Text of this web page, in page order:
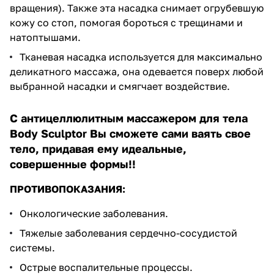
вращения). Также эта насадка снимает огрубевшую
кожу со стоп, помогая бороться с трещинами и
натоптышами.
Тканевая насадка используется для максимально
деликатного массажа, она одевается поверх любой
выбранной насадки и смягчает воздействие.
С антицеллюлитным массажером для тела
Body Sculptor Вы сможете сами ваять свое
тело, придавая ему идеальные,
совершенные формы!!
ПРОТИВОПОКАЗАНИЯ:
Онкологические заболевания.
Тяжелые заболевания сердечно-сосудистой
системы.
Острые воспалительные процессы.